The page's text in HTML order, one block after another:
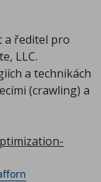
a ředitel pro
LLC.
a technikách
(crawling) a